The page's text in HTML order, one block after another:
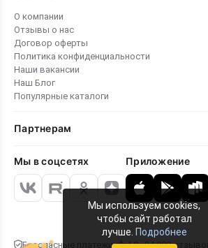
О компании
Отзывы о нас
Договор оферты
Политика конфиденциальности
Наши вакансии
Наш Блог
Популярные каталоги
Партнерам
Мы в соцсетях Приложение
Безопасные платежи 4.8 · 24 000 отзывов
Мы используем cookies,
чтобы сайт работал
лучше. Подробнее